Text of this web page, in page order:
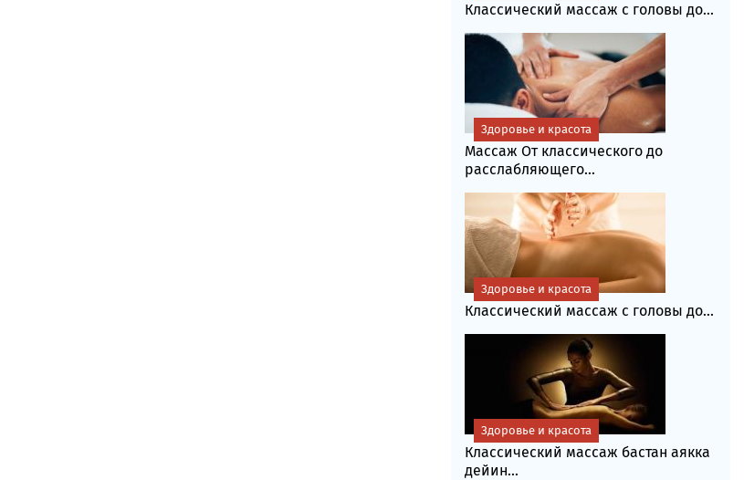
Классический массаж с головы до...
Массаж От классического до
расслабляющего...
Здоровье и красота
Классический массаж с головы до...
Здоровье и красота
Классический массаж бастан аякка
дейин...
Здоровье и красота